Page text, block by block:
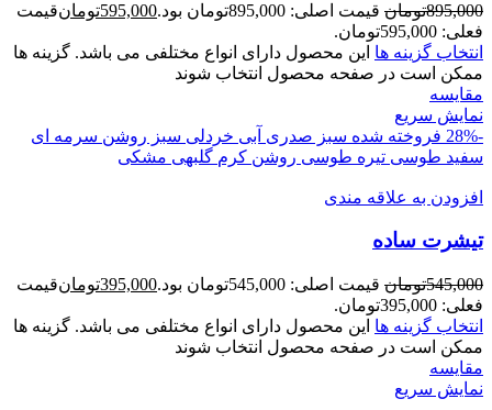
895,000تومان قیمت اصلی: 895,000تومان بود. 595,000تومانقیمت
فعلی: 595,000تومان.
انتخاب گزینه ها این محصول دارای انواع مختلفی می باشد. گزینه ها
ممکن است در صفحه محصول انتخاب شوند
مقايسه
نمایش سریع
-28%
فروخته شده سبز صدری آبی خردلی سبز روشن سرمه ای
سفید طوسی تیره طوسی روشن کرم گلبهی مشکی
افزودن به علاقه مندی
تيشرت ساده
545,000تومان قیمت اصلی: 545,000تومان بود. 395,000تومانقیمت
فعلی: 395,000تومان.
انتخاب گزینه ها این محصول دارای انواع مختلفی می باشد. گزینه ها
ممکن است در صفحه محصول انتخاب شوند
مقايسه
نمایش سریع